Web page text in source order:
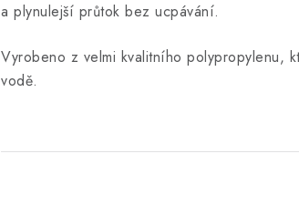
a plynulejší průtok bez ucpávání.
Vyrobeno z velmi kvalitního polypropylenu,
vodě.